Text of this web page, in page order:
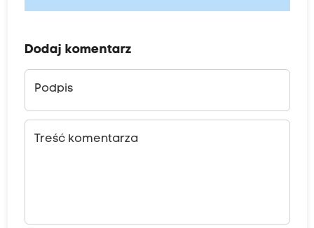
Dodaj komentarz
Podpis
Treść komentarza